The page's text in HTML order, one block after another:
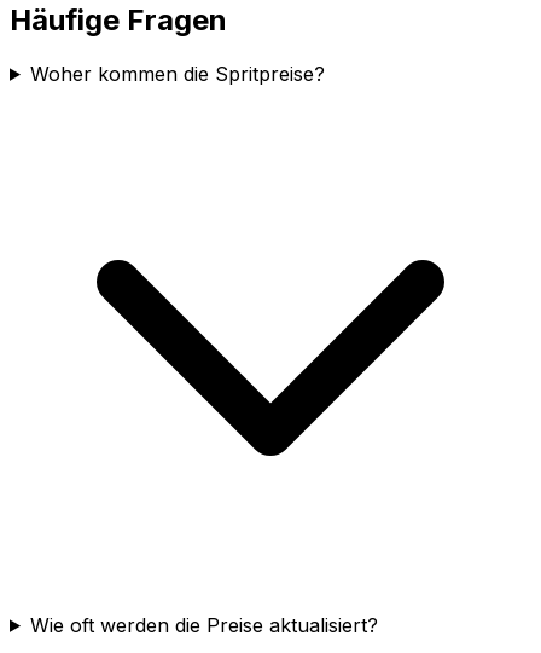
Häufige Fragen
Woher kommen die Spritpreise?
Wie oft werden die Preise aktualisiert?